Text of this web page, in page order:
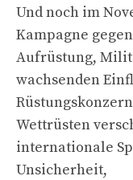
Und noch im
Kampagne gegen
Aufrüstung,
wachsenden
Wettrüsten
internationale
Unsicherheit,